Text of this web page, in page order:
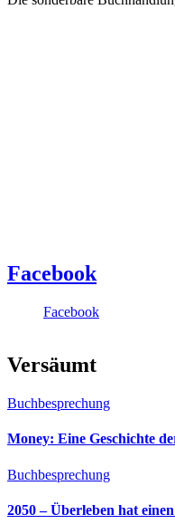
Facebook
Facebook
Versäumt
Buchbesprechung
Money: Eine Geschichte
Buchbesprechung
2050 – Überleben hat